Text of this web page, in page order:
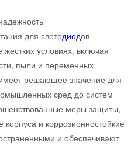
для светодиодов
условиях, включая
пыли и переменных
решающее значение для
сред до систем
меры защиты,
и коррозионностойкие
и обеспечивают